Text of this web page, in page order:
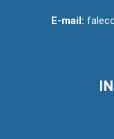
sua
E-mail: